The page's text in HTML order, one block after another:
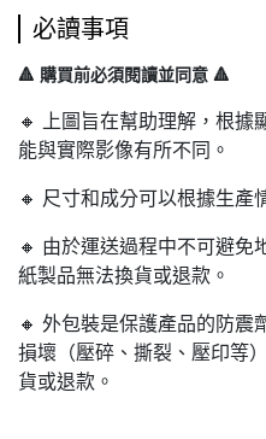
必讀事項
🔺 購買前必須閱讀並同意 🔺
🔸 上圖旨在幫助理解，根據
能與實際影像有所不同。
🔸 尺寸和成分可以根據生產
🔸 由於運送過程中不可避免
紙製品無法換貨或退款。
🔸 外包裝是保護產品的防震
損壞（壓碎、撕裂、壓印等
貨或退款。